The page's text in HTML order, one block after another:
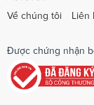
Về chúng tôi
Liên
Được chứng nhận